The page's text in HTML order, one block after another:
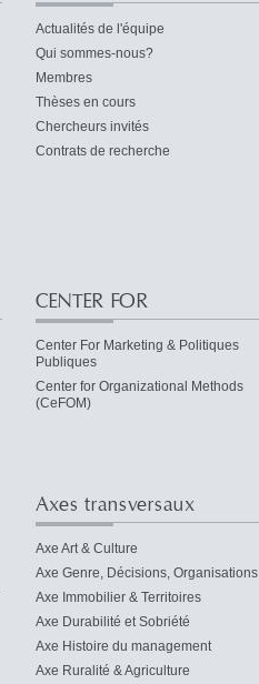
Actualités de l'équipe
Qui sommes-nous?
Membres
Thèses en cours
Chercheurs invités
Contrats de recherche
CENTER FOR
Center For Marketing & Politiques
Publiques
Center for Organizational Methods
(CeFOM)
Axes transversaux
Axe Art & Culture
Axe Genre, Décisions, Organisations
Axe Immobilier & Territoires
Axe Durabilité et Sobriété
Axe Histoire du management
Axe Ruralité & Agriculture